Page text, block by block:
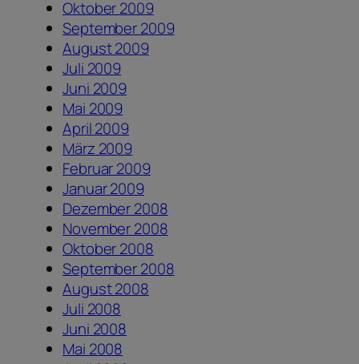
Oktober 2009
September 2009
August 2009
Juli 2009
Juni 2009
Mai 2009
April 2009
März 2009
Februar 2009
Januar 2009
Dezember 2008
November 2008
Oktober 2008
September 2008
August 2008
Juli 2008
Juni 2008
Mai 2008